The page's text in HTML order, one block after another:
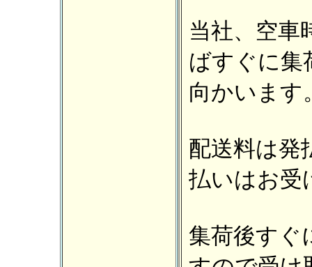
当社、空車
ばすぐに集
向かいます
配送料は発
払いはお受
集荷後すぐ